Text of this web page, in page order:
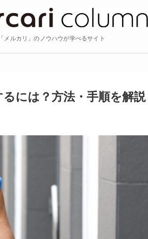
「メルカリ」のノウハウが学べるサイト
には？方法・手順を解説